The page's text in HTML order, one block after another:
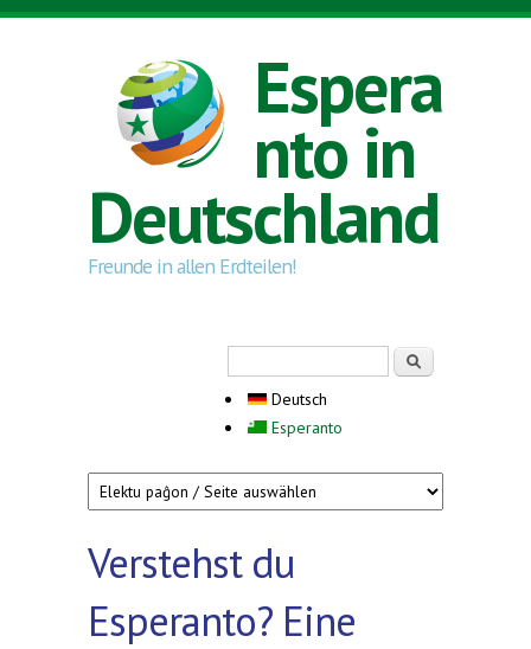
Direkt zum Inhalt
Espera
nto in
Deutschland
Freunde in allen Erdteilen!
Deutsch
Esperanto
Verstehst du
Esperanto? Eine